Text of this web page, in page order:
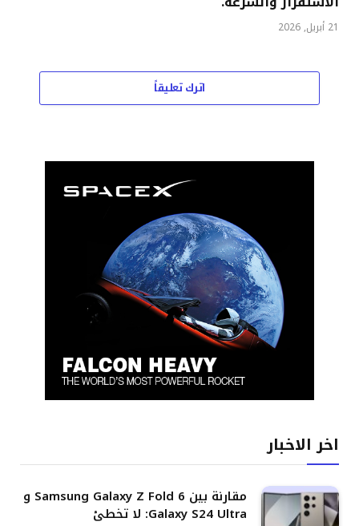
21 أبريل, 2026
اترك تعليقاً
اخر الاخبار
مقارنة بين Samsung Galaxy Z Fold 6 و
Galaxy S24 Ultra: لا تخطئ